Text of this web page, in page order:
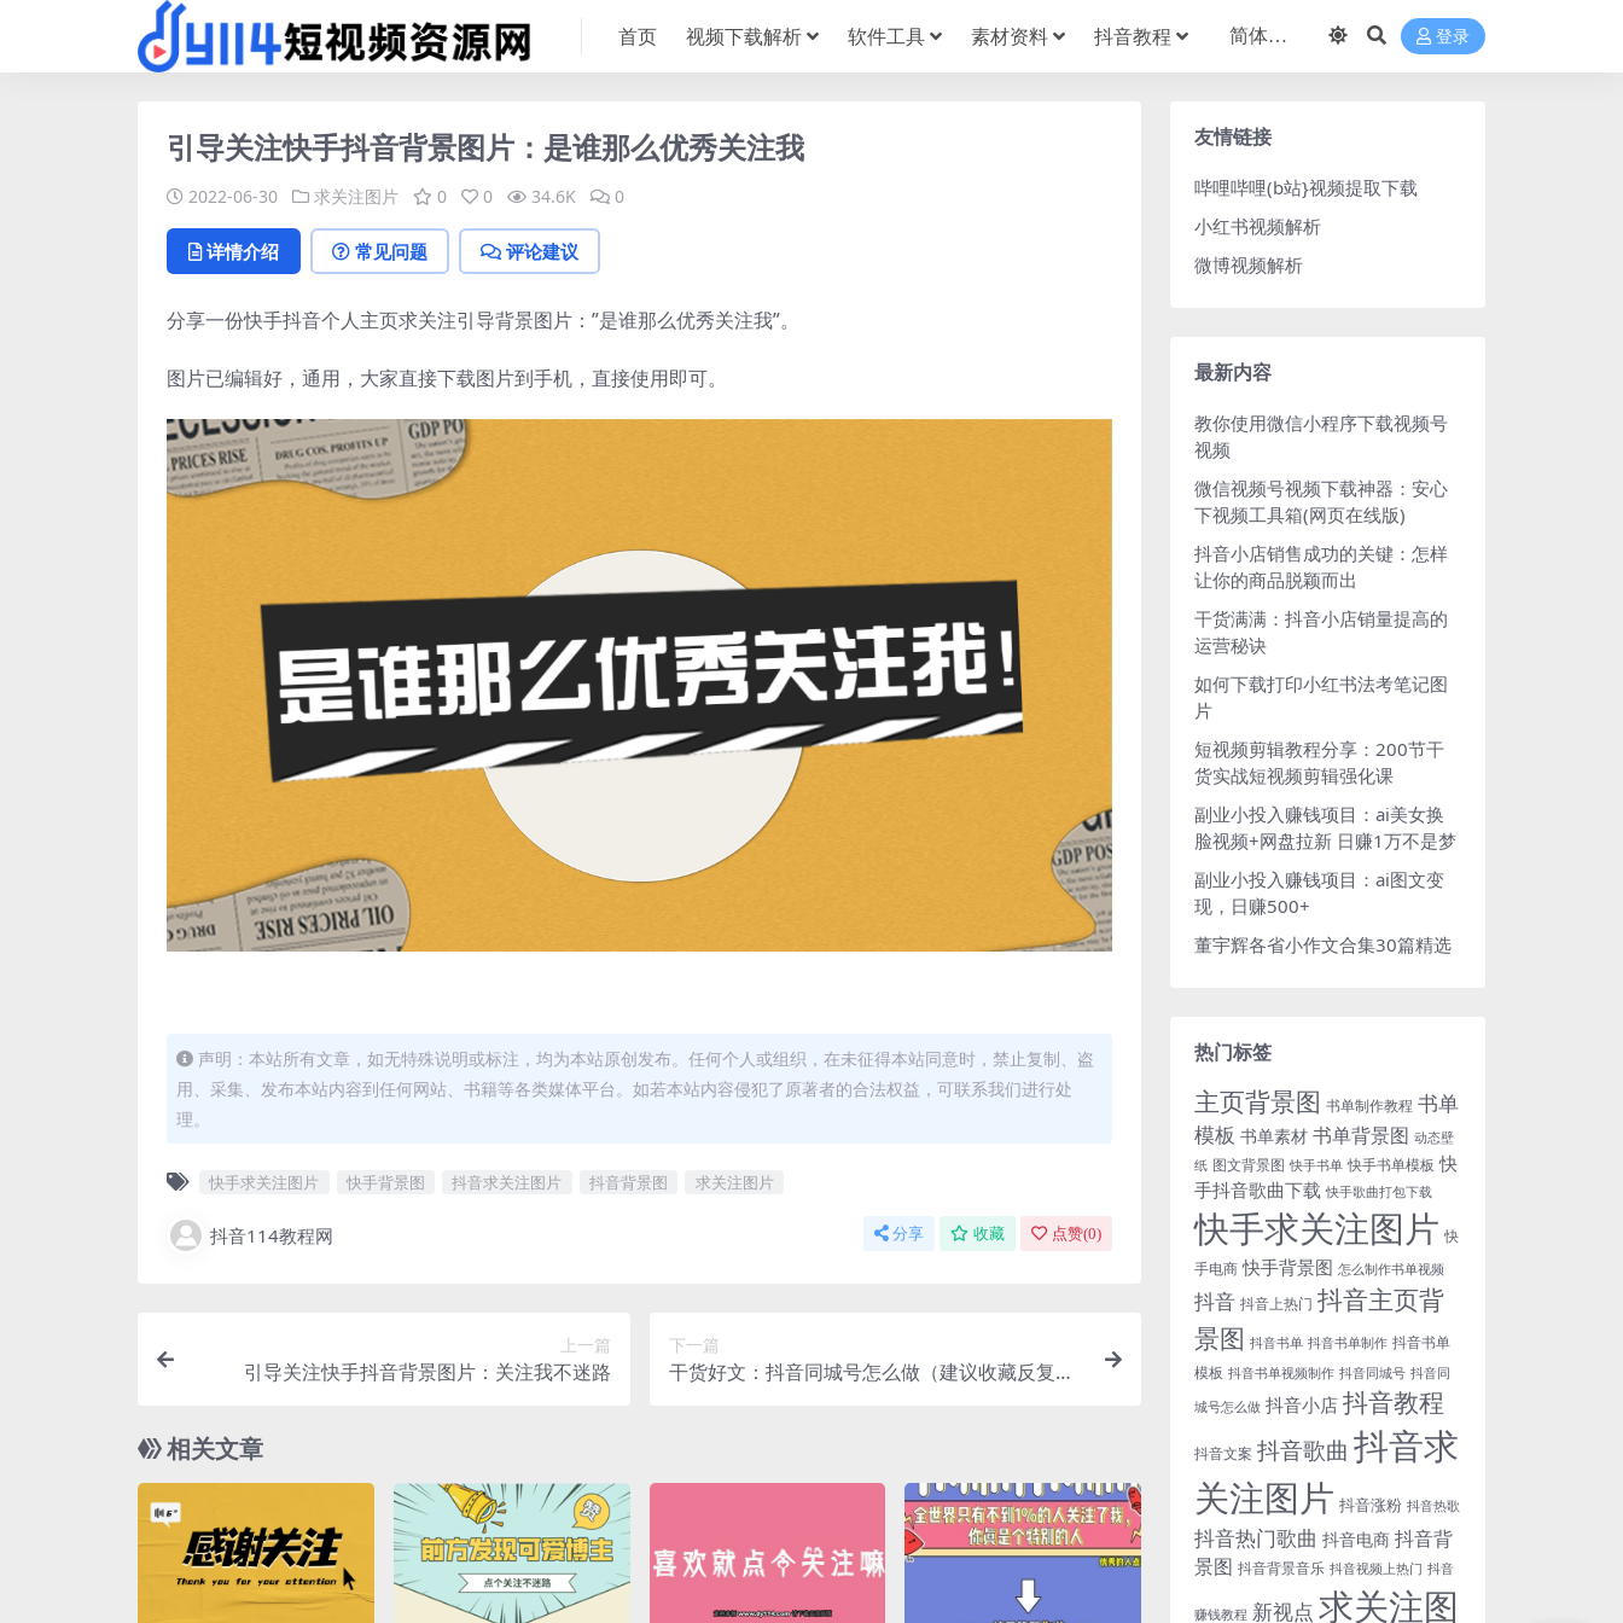
首页 视频下载解析 软件工具 素材资料 抖音教程 登录
引导关注快手抖音背景图片：是谁那么优秀关注我
2022-06-30 求关注图片 0 0 34.6K 0
详情介绍 常见问题 评论建议
分享一份快手抖音个人主页求关注引导背景图片：”是谁那么优秀关注我”。
图片已编辑好，通用，大家直接下载图片到手机，直接使用即可。
声明：本站所有文章，如无特殊说明或标注，均为本站原创发布。任何个人或组织，在未征得本站同意时，禁止复制、盗
用、采集、发布本站内容到任何网站、书籍等各类媒体平台。如若本站内容侵犯了原著者的合法权益，可联系我们进行处
理。
快手求关注图片 快手背景图 抖音求关注图片 抖音背景图 求关注图片
抖音114教程网 分享 收藏 点赞(0)
上一篇
引导关注快手抖音背景图片：关注我不迷路
下一篇
干货好文：抖音同城号怎么做（建议收藏反复阅
相关文章
友情链接
哔哩哔哩(b站}视频提取下载
小红书视频解析
微博视频解析
最新内容
教你使用微信小程序下载视频号
视频
微信视频号视频下载神器：安心
下视频工具箱(网页在线版)
抖音小店销售成功的关键：怎样
让你的商品脱颖而出
干货满满：抖音小店销量提高的
运营秘诀
如何下载打印小红书法考笔记图
片
短视频剪辑教程分享：200节干
货实战短视频剪辑强化课
副业小投入赚钱项目：ai美女换
脸视频+网盘拉新 日赚1万不是梦
副业小投入赚钱项目：ai图文变
现，日赚500+
董宇辉各省小作文合集30篇精选
热门标签
主页背景图 书单制作教程 书单
模板 书单素材 书单背景图 动态壁
纸 图文背景图 快手书单 快手书单模板 快
手抖音歌曲下载 快手歌曲打包下载
快手求关注图片 快
手电商 快手背景图 怎么制作书单视频
抖音 抖音上热门 抖音主页背
景图 抖音书单 抖音书单制作 抖音书单
模板 抖音书单视频制作 抖音同城号 抖音同
城号怎么做 抖音小店 抖音教程
抖音文案 抖音歌曲 抖音求
关注图片 抖音涨粉 抖音热歌
抖音热门歌曲 抖音电商 抖音背
景图 抖音背景音乐 抖音视频上热门 抖音
赚钱教程 新视点 求关注图